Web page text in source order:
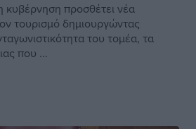
κυβέρνηση προσθέτει νέα
τουρισμό δημιουργώντας
του τομέα, τα
που ...